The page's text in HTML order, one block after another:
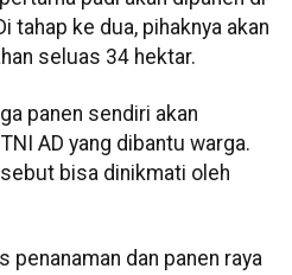
tahap ke dua, pihaknya akan
seluas 34 hektar.
panen sendiri akan
AD yang dibantu warga.
bisa dinikmati oleh
penanaman dan panen raya